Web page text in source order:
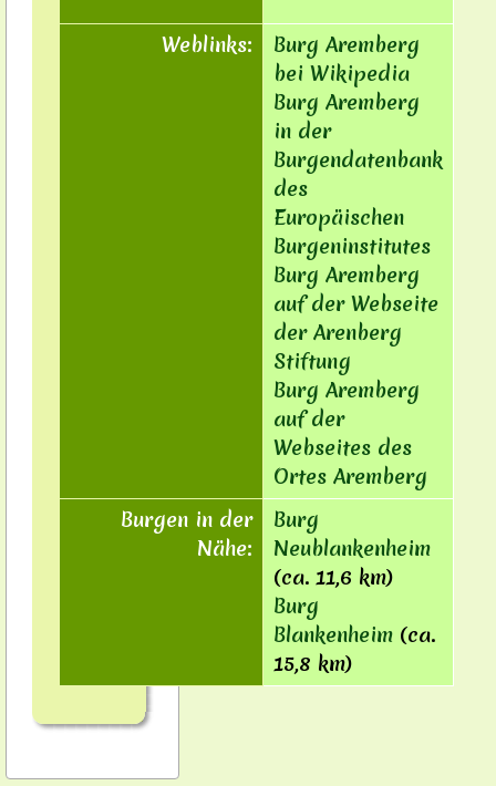
Weblinks:
Burg Aremberg
bei Wikipedia
Burg Aremberg
in der
Burgendatenbank
des
Europäischen
Burgeninstitutes
Burg Aremberg
auf der Webseite
der Arenberg
Stiftung
Burg Aremberg
auf der
Webseites des
Ortes Aremberg
Burgen in der
Nähe:
Burg
Neublankenheim
(ca. 11,6 km)
Burg
Blankenheim(ca.
15,8 km)